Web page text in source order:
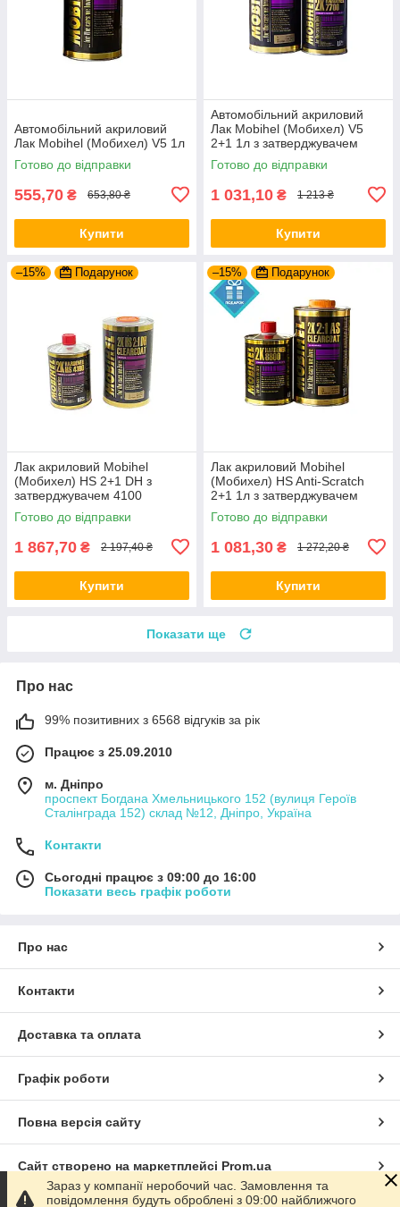
Автомобільний акриловий
Лак Mobihel (Мобихел) V5 1л
Готово до відправки
555,70 ₴ 653,80 ₴
Купити
Автомобільний акриловий
Лак Mobihel (Мобихел) V5
2+1 1л з затверджувачем
7700 0,5 л
Готово до відправки
1 031,10 ₴ 1 213 ₴
Купити
–15% Подарунок
Лак акриловий Mobihel
(Мобихел) HS 2+1 DH з
затверджувачем 4100
(комплект 1,5 л)
Готово до відправки
1 867,70 ₴ 2 197,40 ₴
Купити
–15% Подарунок
Лак акриловий Mobihel
(Мобихел) HS Anti-Scratch
2+1 1л з затверджувачем
8800 0,5 л
Готово до відправки
1 081,30 ₴ 1 272,20 ₴
Купити
Показати ще
Про нас
99% позитивних з 6568 відгуків за рік
Працює з 25.09.2010
м. Дніпро
проспект Богдана Хмельницького 152 (вулиця Героїв
Сталінграда 152) склад №12, Дніпро, Україна
Контакти
Сьогодні працює з 09:00 до 16:00
Показати весь графік роботи
Про нас
Контакти
Доставка та оплата
Графік роботи
Повна версія сайту
Сайт створено на маркетплейсі Prom.ua
Зараз у компанії неробочий час. Замовлення та
повідомлення будуть оброблені з 09:00 найближчого